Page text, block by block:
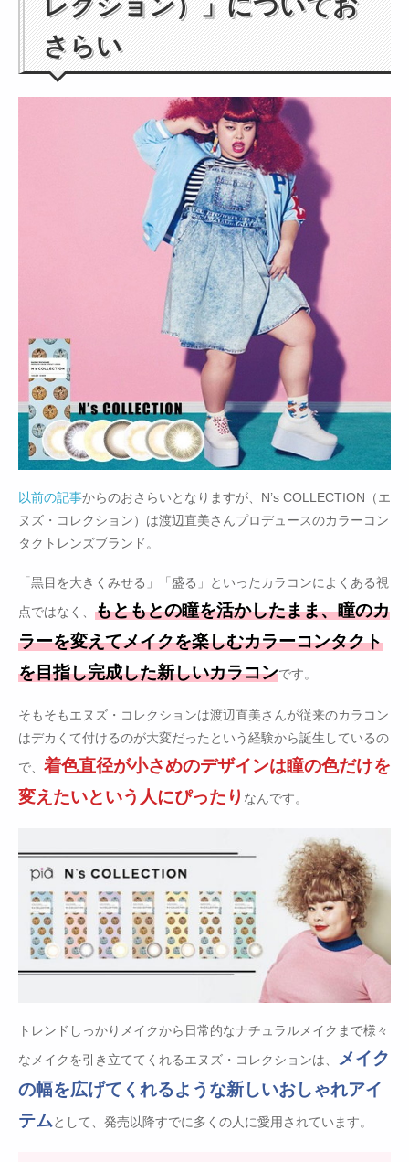
レクション）」についてお
さらい
以前の記事からのおさらいとなりますが、N’s COLLECTION（エ
ヌズ・コレクション）は渡辺直美さんプロデュースのカラーコン
タクトレンズブランド。
「黒目を大きくみせる」「盛る」といったカラコンによくある視
点ではなく、 もともとの瞳を活かしたまま、瞳のカ
ラーを変えてメイクを楽しむカラーコンタクト
を目指し完成した新しいカラコンです。
そもそもエヌズ・コレクションは渡辺直美さんが従来のカラコン
はデカくて付けるのが大変だったという経験から誕生しているの
で、 着色直径が小さめのデザインは瞳の色だけを
変えたいという人にぴったり なんです。
トレンドしっかりメイクから日常的なナチュラルメイクまで様々
なメイクを引き立ててくれるエヌズ・コレクションは、
メイク
の幅を広げてくれるような新しいおしゃれアイ
テムとして、発売以降すでに多くの人に愛用されています。